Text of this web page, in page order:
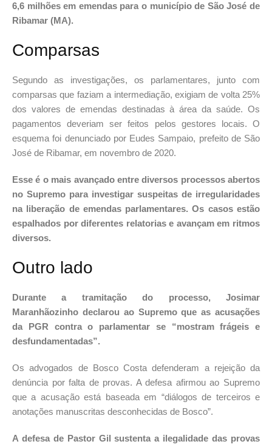
6,6 milhões em emendas para o município de São José de
Ribamar (MA).
Comparsas
Segundo as investigações, os parlamentares, junto com
comparsas que faziam a intermediação, exigiam de volta 25%
dos valores de emendas destinadas à área da saúde. Os
pagamentos deveriam ser feitos pelos gestores locais. O
esquema foi denunciado por Eudes Sampaio, prefeito de São
José de Ribamar, em novembro de 2020.
Esse é o mais avançado entre diversos processos abertos
no Supremo para investigar suspeitas de irregularidades
na liberação de emendas parlamentares. Os casos estão
espalhados por diferentes relatorias e avançam em ritmos
diversos.
Outro lado
Durante a tramitação do processo, Josimar
Maranhãozinho declarou ao Supremo que as acusações
da PGR contra o parlamentar se “mostram frágeis e
desfundamentadas”.
Os advogados de Bosco Costa defenderam a rejeição da
denúncia por falta de provas. A defesa afirmou ao Supremo
que a acusação está baseada em “diálogos de terceiros e
anotações manuscritas desconhecidas de Bosco”.
A defesa de Pastor Gil sustenta a ilegalidade das provas